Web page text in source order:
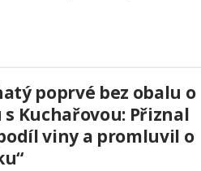
poprvé bez obalu o
s Kuchařovou: Přiznal
viny a promluvil o